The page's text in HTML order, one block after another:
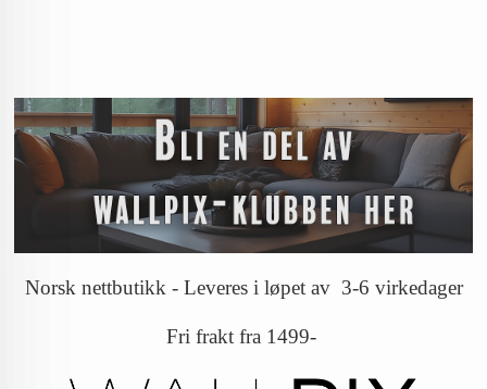
Norsk nettbutikk - Leveres i løpet av 3-6 virkedager
Fri frakt fra 1499-